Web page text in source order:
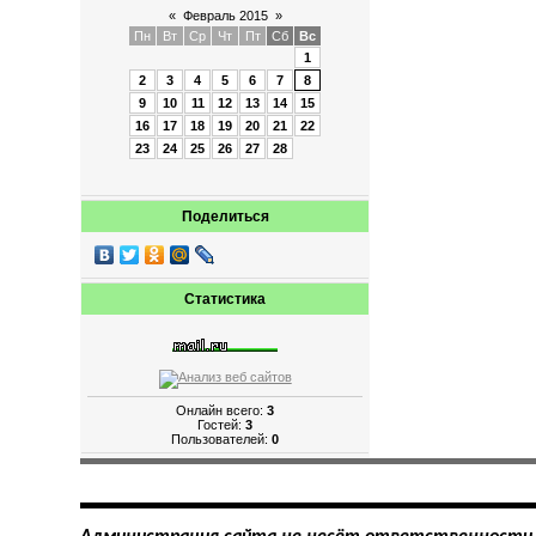
« Февраль 2015 »
Пн
Вт Ср Чт Пт Сб
Вс
1
2
3 4 5 6 7
8
9
10 11 12 13 14
15
16
17 18 19 20 21
22
23
24 25 26 27 28
Поделиться
Статистика
Онлайн всего:3
Гостей:3
Пользователей:0